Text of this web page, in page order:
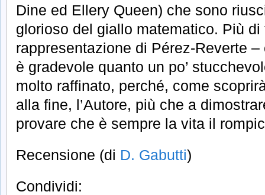
Dine ed Ellery Queen) che sono
glorioso del giallo matematico. Più di
rappresentazione di Pérez-Reverte
è gradevole quanto un po’
molto raffinato, perché, come
alla fine, l’Autore, più che a
provare che è sempre la vita il
Recensione (di D. Gabutti)
Condividi: